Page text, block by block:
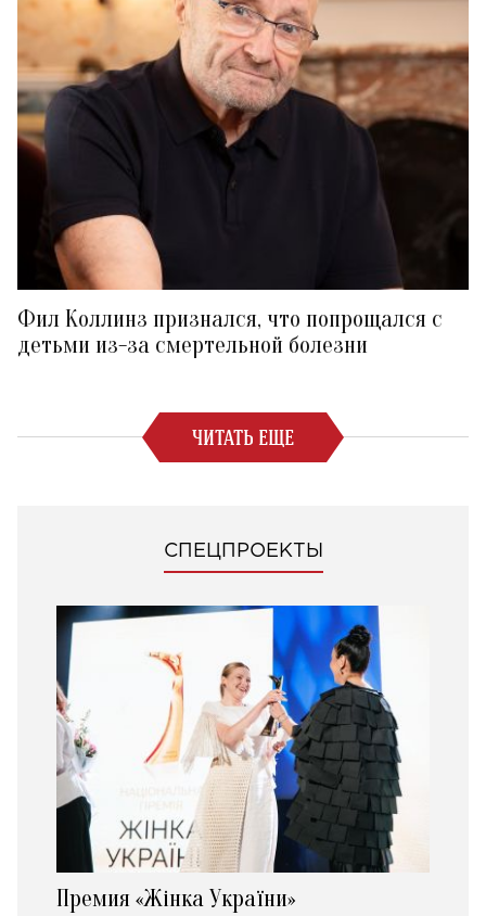
Фил Коллинз признался, что попрощался с
детьми из-за смертельной болезни
ЧИТАТЬ ЕЩЕ
СПЕЦПРОЕКТЫ
Премия «Жінка України»